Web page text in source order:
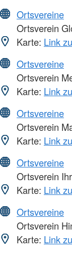
Ortsvereine
Ortsverein
Karte: Link
Ortsvereine
Ortsverein
Karte: Link
Ortsvereine
Ortsverein
Karte: Link
Ortsvereine
Ortsverein
Karte: Link
Ortsvereine
Ortsverein
Karte: Link